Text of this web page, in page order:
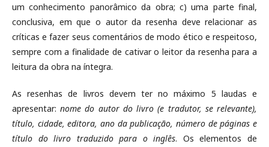
um conhecimento panorâmico da obra; c) uma parte final,
conclusiva, em que o autor da resenha deve relacionar as
críticas e fazer seus comentários de modo ético e respeitoso,
sempre com a finalidade de cativar o leitor da resenha para a
leitura da obra na íntegra.
As resenhas de livros devem ter no máximo 5 laudas e
apresentar:nome do autor do livro (e tradutor, se relevante),
título, cidade, editora, ano da publicação, número de páginas e
título do livro traduzido para o inglês. Os elementos de